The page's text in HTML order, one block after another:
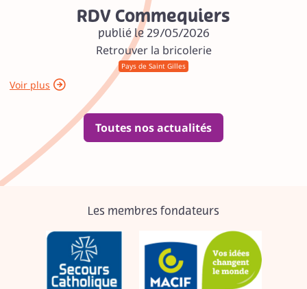
RDV Commequiers
publié le 29/05/2026
Retrouver la bricolerie
Pays de Saint Gilles
Voir plus
Toutes nos actualités
Les membres fondateurs